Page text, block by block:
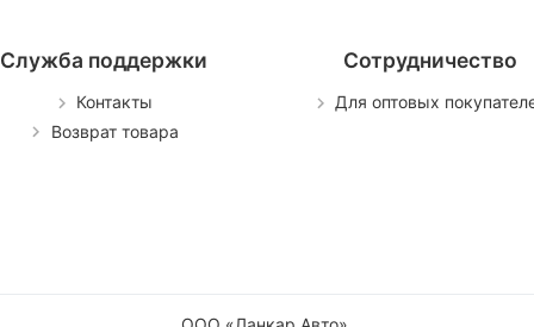
Служба поддержки
Контакты
Возврат товара
Сотрудничество
Для оптовых